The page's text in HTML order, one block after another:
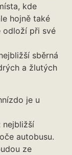
kde
hojně také
odloží při své
sběrná
a žlutých
je u
nejbližší
autobusu.
ze